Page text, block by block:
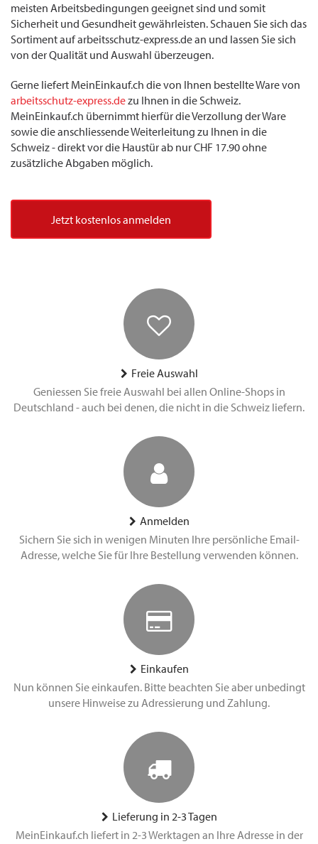
meisten Arbeitsbedingungen geeignet sind und somit
Sicherheit und Gesundheit gewährleisten. Schauen Sie sich das
Sortiment auf arbeitsschutz-express.de an und lassen Sie sich
von der Qualität und Auswahl überzeugen.
Gerne liefert MeinEinkauf.ch die von Ihnen bestellte Ware von
arbeitsschutz-express.dezu Ihnen in die Schweiz.
MeinEinkauf.ch übernimmt hierfür die Verzollung der Ware
sowie die anschliessende Weiterleitung zu Ihnen in die
Schweiz - direkt vor die Haustür ab nur CHF 17.90 ohne
zusätzliche Abgaben möglich.
Jetzt kostenlos anmelden
Freie Auswahl
Geniessen Sie freie Auswahl bei allen Online-Shops in
Deutschland - auch bei denen, die nicht in die Schweiz liefern.
Anmelden
Sichern Sie sich in wenigen Minuten Ihre persönliche Email-
Adresse, welche Sie für Ihre Bestellung verwenden können.
Einkaufen
Nun können Sie einkaufen. Bitte beachten Sie aber unbedingt
unsere Hinweise zu Adressierung und Zahlung.
Lieferung in 2-3 Tagen
MeinEinkauf.ch liefert in 2-3 Werktagen an Ihre Adresse in der